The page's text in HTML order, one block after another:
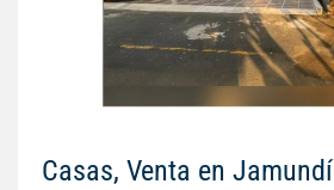
Casas, Venta en Jamundí